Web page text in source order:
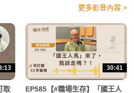
更多影音內容 >
取
30:41
EP585【#職場生存】「國王人